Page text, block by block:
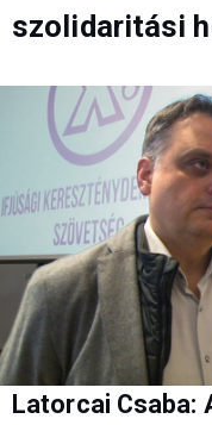
szolidaritási
Latorcai Csaba: